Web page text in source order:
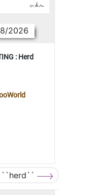
2026
: Herd
``herd``